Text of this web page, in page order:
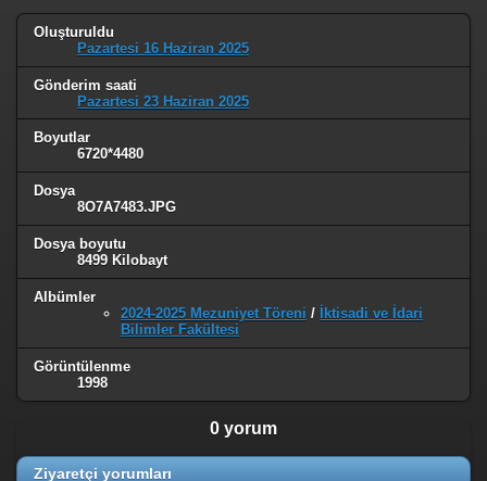
Oluşturuldu
Pazartesi 16 Haziran 2025
Gönderim saati
Pazartesi 23 Haziran 2025
Boyutlar
6720*4480
Dosya
8O7A7483.JPG
Dosya boyutu
8499 Kilobayt
Albümler
2024-2025 Mezuniyet Töreni /
İktisadi ve İdari
Bilimler Fakültesi
Görüntülenme
1998
0 yorum
Ziyaretçi yorumları